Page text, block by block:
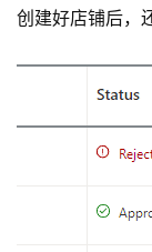
创建好店铺后，